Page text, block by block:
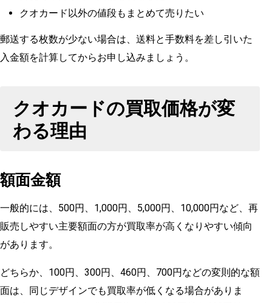
クオカード以外の値段もまとめて売りたい
郵送する枚数が少ない場合は、送料と手数料を差し引いた
入金額を計算してからお申し込みましょう。
クオカードの買取価格が変
わる理由
額面金額
一般的には、500円、1,000円、5,000円、10,000円など、再
販売しやすい主要額面の方が買取率が高くなりやすい傾向
があります。
どちらか、100円、300円、460円、700円などの変則的な額
面は、同じデザインでも買取率が低くなる場合がありま